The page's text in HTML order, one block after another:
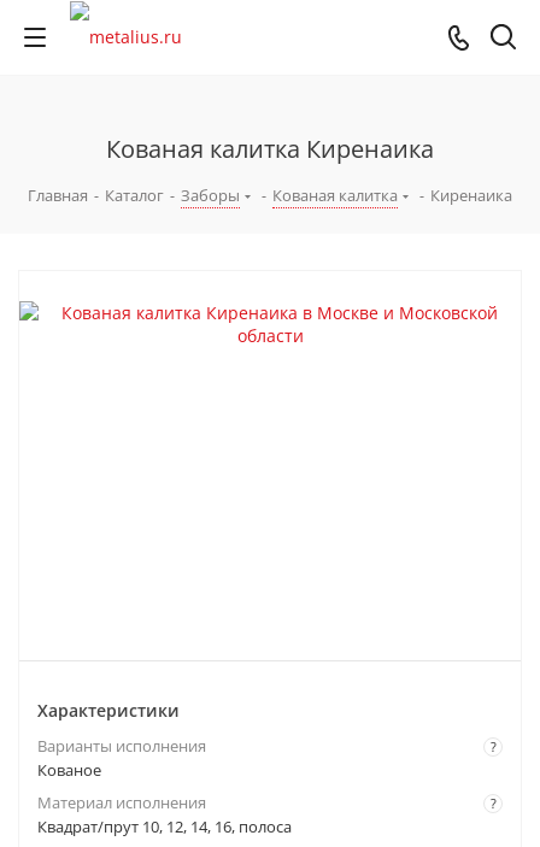
Кованая калитка Киренаика
Главная - Каталог - Заборы - Кованая калитка - Киренаика
Характеристики
?
Варианты исполнения
Кованое
?
Материал исполнения
Квадрат/прут 10, 12, 14, 16, полоса